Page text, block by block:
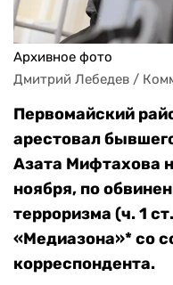
Архивное фото
Дмитрий Лебедев /
Первомайский
арестовал
Азата Мифтахова
ноября, по
терроризма (ч. 1
«Медиазона»* со
корреспондента.